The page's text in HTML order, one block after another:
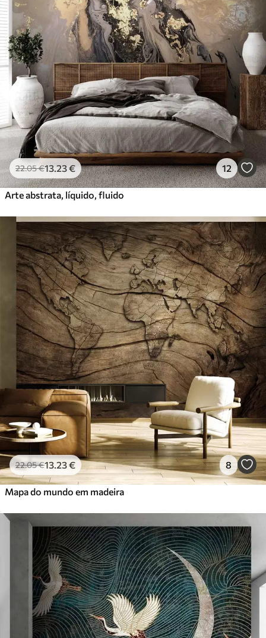
22.05€13.23€ 12
Arte abstrata, líquido, fluido
22.05€13 .23€ 8
Mapa do mundo em madeira